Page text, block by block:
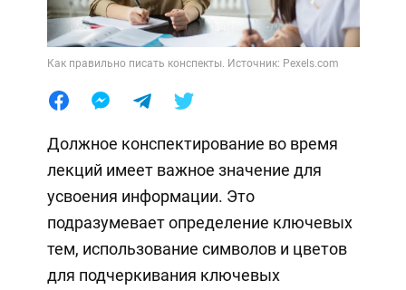
Лайфхаки
Как правильно писать конспекты. Источник: Pexels.com
Должное конспектирование во время
лекций имеет важное значение для
усвоения информации. Это
подразумевает определение ключевых
тем, использование символов и цветов
для подчеркивания ключевых